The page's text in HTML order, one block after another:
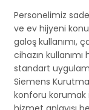
Personelimiz
ve ev hijyeni
galoş kullanımı,
cihazın
standart
Siemens
konforu korumak